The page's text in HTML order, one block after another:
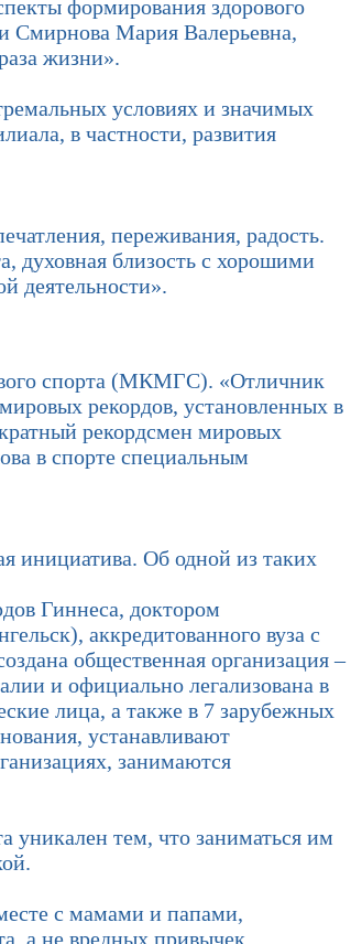
формирования здорового
Смирнова Мария Валерьевна,
жизни».
условиях и значимых
в частности, развития
переживания, радость.
духовная близость с хорошими
деятельности».
спорта (МКМГС). «Отличник
рекордов, установленных в
рекордсмен мировых
в спорте специальным
инициатива. Об одной из таких
Гиннеса, доктором
аккредитованного вуза с
общественная организация –
и официально легализована в
лица, а также в 7 зарубежных
устанавливают
занимаются
тем, что заниматься им
с мамами и папами,
а не вредных привычек.